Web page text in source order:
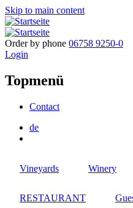
Skip to main content
Order by phone 06758 9250-0
Login
Topmenü
Contact
de
Vineyards Winery
RESTAURANT